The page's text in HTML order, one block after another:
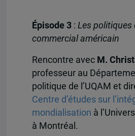
Épisode 3: Les politiques
commercial américain
Rencontre avec M.
professeur au
politique de l’UQAM et
Centre d’études sur
mondialisation à
à Montréal.